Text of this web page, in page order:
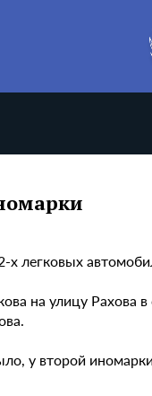
легковых
на улицу Рахова
у второй